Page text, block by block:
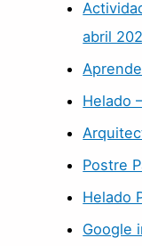
abril
Helado
Postre
Helado
Google